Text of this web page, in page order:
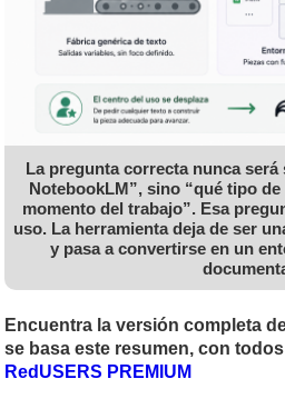
La pregunta correcta nunca
NotebookLM”, sino “qué tipo
momento del trabajo”. Esa
uso. La herramienta deja de ser
y pasa a convertirse en un
Encuentra la versión completa
se basa este resumen, con
RedUSERS PREMIUM